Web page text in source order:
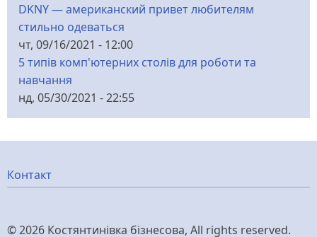
DKNY — американский привет любителям
стильно одеваться
чт, 09/16/2021 - 12:00
5 типів комп'ютерних столів для роботи та
навчання
нд, 05/30/2021 - 22:55
Меню
Контакт
© 2026 Костянтинівка бізнесова, All rights reserved.